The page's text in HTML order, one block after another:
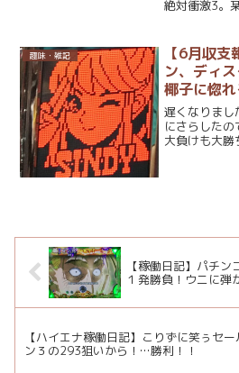
絶対衝激3。
り揃い)が話
トルボーナス
趣味・雑記
【6月収
ン、ディ
椰子に惚れ
遅くなりまし
にさらしたの
大負けも大勝
【稼働日記】パチ
１発勝負！ウニに弾
【ハイエナ稼働日記】こりずに笑ぅセー
ン３の293狙いから！…勝利！！